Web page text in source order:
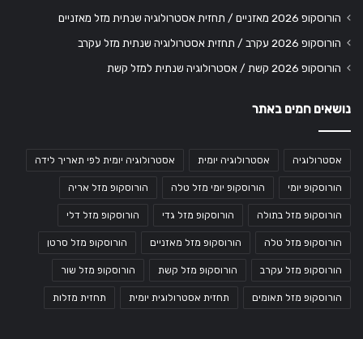
הורוסקופ 2026 מאזניים / תחזית אסטרולוגיה שנתית מזל מאזניים
הורוסקופ 2026 עקרב / תחזית אסטרולוגיה שנתית מזל עקרב
הורוסקופ 2026 קשת / אסטרולוגיה שנתית למזל קשת
נושאים חמים באתר
אסטרולוגיה אסטרולוגיה יומית אסטרולוגיה יומית לפי תאריך לידה
הורוסקופ יומי הורוסקופ יומי מזל טלה הורוסקופ מזל אריה
הורוסקופ מזל בתולה הורוסקופ מזל גדי הורוסקופ מזל דלי
הורוסקופ מזל טלה הורוסקופ מזל מאזניים הורוסקופ מזל סרטן
הורוסקופ מזל עקרב הורוסקופ מזל קשת הורוסקופ מזל שור
הורוסקופ מזל תאומים תחזית אסטרולוגית יומית תחזית מזלות